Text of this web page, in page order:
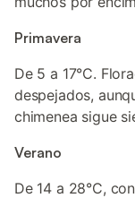
Primavera
De 5 a 17°C.
despejados,
chimenea sigue
Verano
De 14 a 28°C,